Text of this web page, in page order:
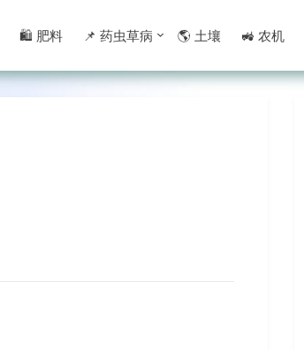
🛍 肥料 📌 药虫草病 🌎 土壤 🚜 农机